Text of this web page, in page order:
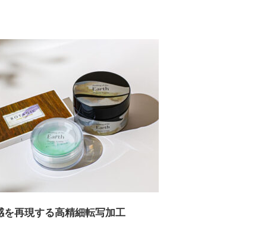
を再現する高精細転写加工